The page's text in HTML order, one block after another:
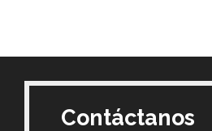
Contáctanos